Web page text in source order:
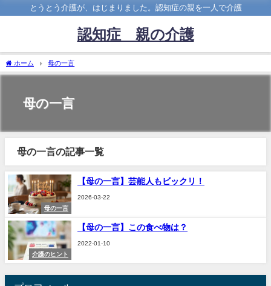
とうとう介護が、はじまりました。認知症の親を一人で介護
認知症 親の介護
ホーム 母の一言
母の一言
母の一言の記事一覧
母の一言
【母の一言】芸能人もビックリ！
2026-03-22
介護のヒント
【母の一言】この食べ物は？
2022-01-10